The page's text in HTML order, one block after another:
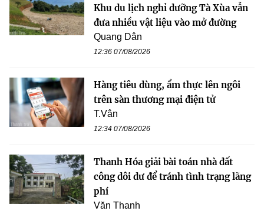
Khu du lịch nghỉ dưỡng Tà Xùa vẫn
đưa nhiều vật liệu vào mở đường
Quang Dân
12:36 07/08/2026
Hàng tiêu dùng, ẩm thực lên ngôi
trên sàn thương mại điện tử
T.Vân
12:34 07/08/2026
Thanh Hóa giải bài toán nhà đất
công dôi dư để tránh tình trạng lãng
phí
Văn Thanh